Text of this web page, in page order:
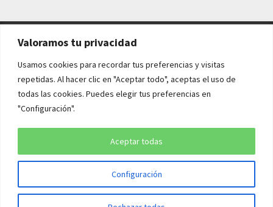
Valoramos tu privacidad
Usamos cookies para recordar tus preferencias y visitas
repetidas. Al hacer clic en "Aceptar todo", aceptas el uso de
todas las cookies. Puedes elegir tus preferencias en
"Configuración".
Configuración
Aceptar todas
AVISO LEGAL Y POLÍTICAS
Aviso legal
Política de cookies
Copyright © 2026¡QUÉ HISTORIA!. Funciona conWordPressy